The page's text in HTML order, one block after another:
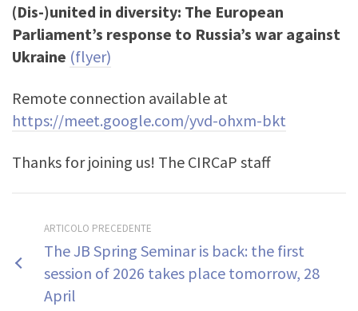
(Dis-)united in diversity: The European
Parliament’s response to Russia’s war against
Ukraine (flyer)
Remote connection available at
https://meet.google.com/yvd-ohxm-bkt
Thanks for joining us! The CIRCaP staff
ARTICOLO PRECEDENTE
The JB Spring Seminar is back: the first
session of 2026 takes place tomorrow, 28
April